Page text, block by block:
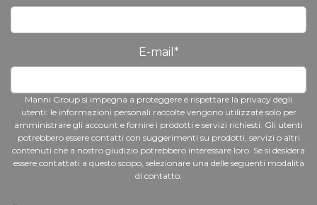
E-mail *
Manni Group si impegna a proteggere e rispettare la privacy degli
utenti: le informazioni personali raccolte vengono utilizzate solo per
amministrare gli account e fornire i prodotti e servizi richiesti. Gli utenti
potrebbero essere contatti con suggerimenti su prodotti, servizi o altri
contenuti che a nostro giudizio potrebbero interessare loro. Se si desidera
essere contattati a questo scopo, selezionare una delle seguenti modalità
di contatto: